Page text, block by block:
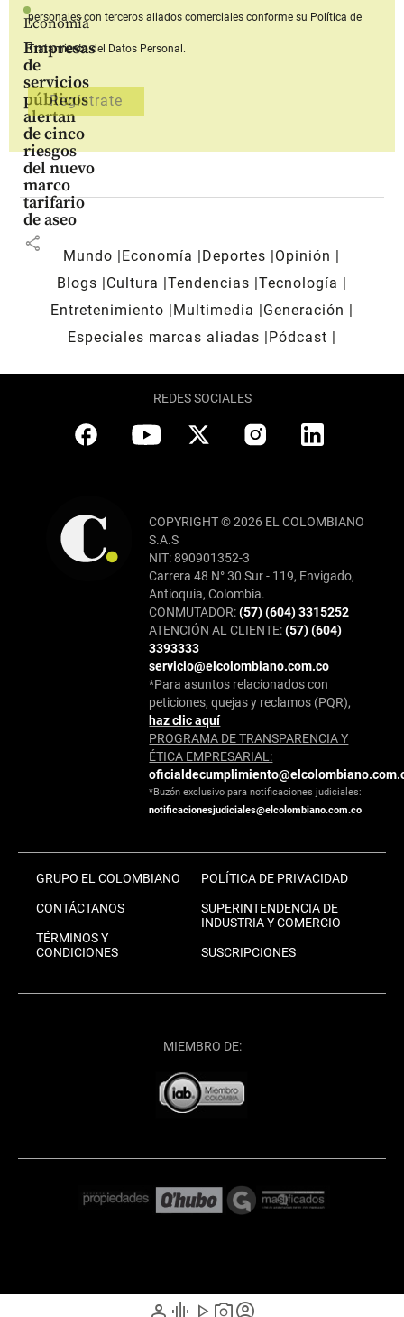
person graphic_eq play_arrow photo_cameraaccount_circle
Economía
Empresas
de
servicios
públicos
alertan
de cinco
riesgos
del nuevo
marco
tarifario
de aseo
share
personales con terceros aliados comerciales conforme su Política de
Tratamiento del Datos Personal.
Mundo Economía Deportes
Opinión
Blogs
Cultura Tendencias Tecnología
Entretenimiento
Multimedia
Generación
Especiales marcas aliadas
Pódcast
REDES SOCIALES
COPYRIGHT © 2026 EL COLOMBIANO
S.A.S
NIT: 890901352-3
Carrera 48 N° 30 Sur - 119, Envigado,
Antioquia, Colombia.
CONMUTADOR:(57) (604) 3315252
ATENCIÓN AL CLIENTE:(57) (604)
3393333
servicio@elcolombiano.com.co
*Para asuntos relacionados con
peticiones, quejas y reclamos (PQR),
haz clic aquí
PROGRAMA DE TRANSPARENCIA Y
ÉTICA EMPRESARIAL:
*Buzón exclusivo para notificaciones judiciales:
notificacionesjudiciales@elcolombiano.com.co
GRUPO EL COLOMBIANO
CONTÁCTANOS
TÉRMINOS Y
CONDICIONES
POLÍTICA DE PRIVACIDAD
SUPERINTENDENCIA DE
INDUSTRIA Y COMERCIO
SUSCRIPCIONES
MIEMBRO DE: